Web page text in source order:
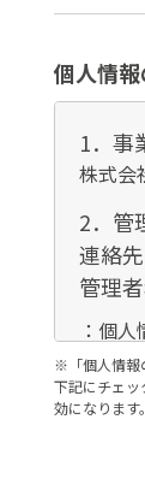
個人情
1．事
株式会
2．管
連絡先
管理
：個
連絡先
：03-
ご本
※「個人情報
下記にチェ
効になります。